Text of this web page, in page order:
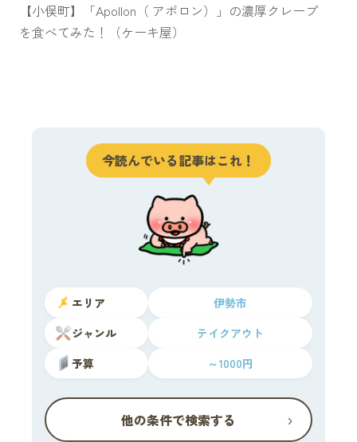
【小俣町】「Apollon（ アポロン）」の濃厚クレープ
を食べてみた！（ケーキ屋）
今読んでいる記事はこれ！
エリア
伊勢市
ジャンル
テイクアウト
予算
～1000円
他の条件で検索する ›